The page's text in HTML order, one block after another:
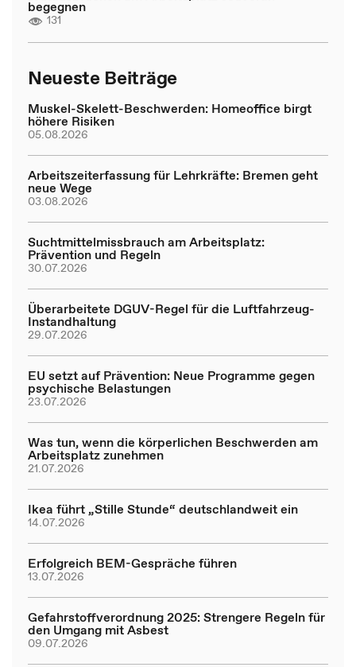
begegnen
131
Neueste Beiträge
Muskel-Skelett-Beschwerden: Homeoffice birgt
höhere Risiken
05.08.2026
Arbeitszeiterfassung für Lehrkräfte: Bremen geht
neue Wege
03.08.2026
Suchtmittelmissbrauch am Arbeitsplatz:
Prävention und Regeln
30.07.2026
Überarbeitete DGUV-Regel für die Luftfahrzeug-
Instandhaltung
29.07.2026
EU setzt auf Prävention: Neue Programme gegen
psychische Belastungen
23.07.2026
Was tun, wenn die körperlichen Beschwerden am
Arbeitsplatz zunehmen
21.07.2026
Ikea führt „Stille Stunde“ deutschlandweit ein
14.07.2026
Erfolgreich BEM-Gespräche führen
13.07.2026
Gefahrstoffverordnung 2025: Strengere Regeln für
den Umgang mit Asbest
09.07.2026